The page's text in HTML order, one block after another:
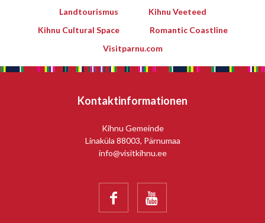
Landtourismus
Kihnu Veeteed
Kihnu Cultural Space
Romantic Coastline
Visitparnu.com
Kontaktinformationen
Kihnu Gemeinde
Linaküla 88003, Pärnumaa
info@visitkihnu.ee
 